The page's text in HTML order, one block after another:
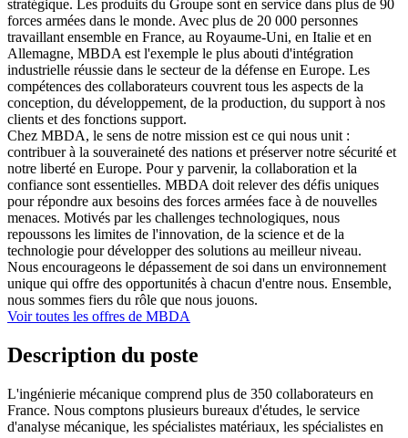
stratégique. Les produits du Groupe sont en service dans plus de 90
forces armées dans le monde. Avec plus de 20 000 personnes
travaillant ensemble en France, au Royaume-Uni, en Italie et en
Allemagne, MBDA est l'exemple le plus abouti d'intégration
industrielle réussie dans le secteur de la défense en Europe. Les
compétences des collaborateurs couvrent tous les aspects de la
conception, du développement, de la production, du support à nos
clients et des fonctions support.
Chez MBDA, le sens de notre mission est ce qui nous unit :
contribuer à la souveraineté des nations et préserver notre sécurité et
notre liberté en Europe. Pour y parvenir, la collaboration et la
confiance sont essentielles. MBDA doit relever des défis uniques
pour répondre aux besoins des forces armées face à de nouvelles
menaces. Motivés par les challenges technologiques, nous
repoussons les limites de l'innovation, de la science et de la
technologie pour développer des solutions au meilleur niveau.
Nous encourageons le dépassement de soi dans un environnement
unique qui offre des opportunités à chacun d'entre nous. Ensemble,
nous sommes fiers du rôle que nous jouons.
Voir toutes les offres de MBDA
Description du poste
L'ingénierie mécanique comprend plus de 350 collaborateurs en
France. Nous comptons plusieurs bureaux d'études, le service
d'analyse mécanique, les spécialistes matériaux, les spécialistes en